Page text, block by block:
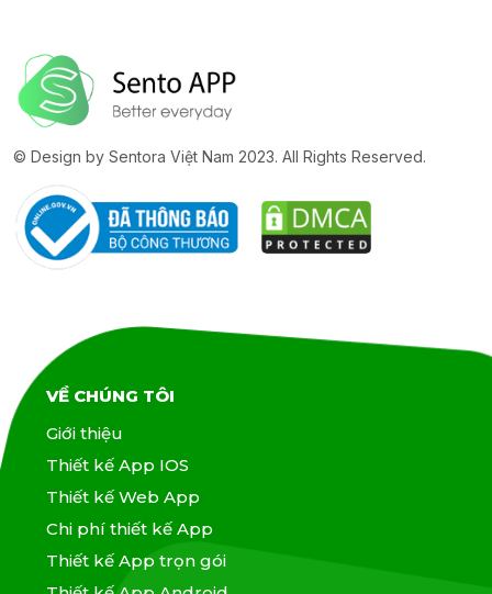
© Design by Sentora Việt Nam 2023. All Rights Reserved.
VỀ CHÚNG TÔI
Giới thiệu
Thiết kế App IOS
Thiết kế Web App
Chi phí thiết kế App
Thiết kế App trọn gói